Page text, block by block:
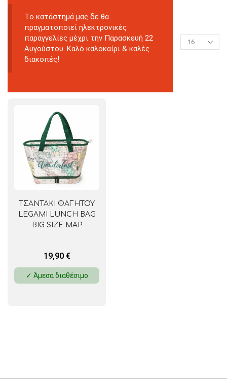
Tο κατάστημά μας δε θα
πραγματοποιεί ηλεκτρονικές
παραγγελίες μέχρι την Παρασκευή 22
Αυγούστου. Καλό καλοκαίρι & καλές
διακοπές!
ΤΣΑΝΤΑΚΙ ΦΑΓΗΤΟΥ
LEGAMI LUNCH BAG
BIG SIZE MAP
19,90 €
✓ Άμεσα διαθέσιμο